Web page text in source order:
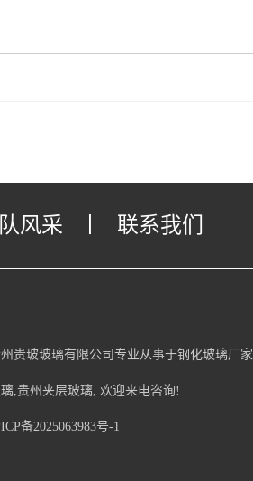
风采 联系我们
贵玻玻璃有限公司专业从事于钢化玻璃厂家
,贵州夹层玻璃, 欢迎来电咨询!
备2025063983号-1